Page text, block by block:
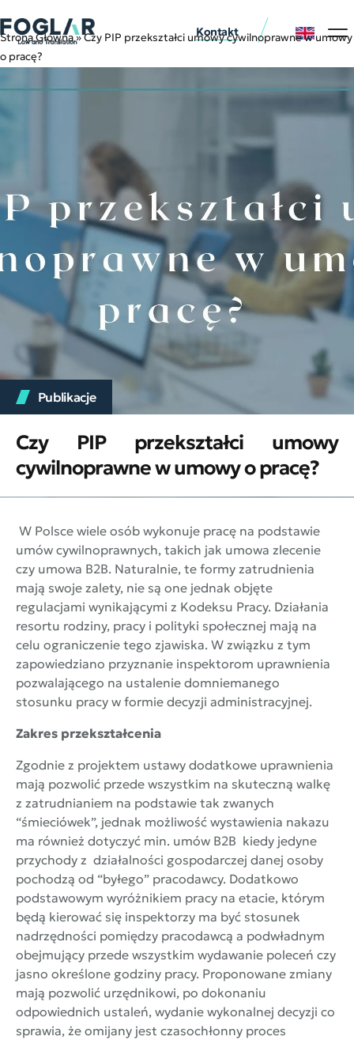
Strona Główna»Czy PIP przekształci umowy cywilnoprawne w umowy
o pracę?
Kontakt
Publikacje
Czy PIP przekształci umowy
cywilnoprawne w umowy o pracę?
W Polsce wiele osób wykonuje pracę na podstawie
umów cywilnoprawnych, takich jak umowa zlecenie
czy umowa B2B. Naturalnie, te formy zatrudnienia
mają swoje zalety, nie są one jednak objęte
regulacjami wynikającymi z Kodeksu Pracy. Działania
resortu rodziny, pracy i polityki społecznej mają na
celu ograniczenie tego zjawiska. W związku z tym
zapowiedziano przyznanie inspektorom uprawnienia
pozwalającego na ustalenie domniemanego
stosunku pracy w formie decyzji administracyjnej.
Zakres przekształcenia
Zgodnie z projektem ustawy dodatkowe uprawnienia
mają pozwolić przede wszystkim na skuteczną walkę
z zatrudnianiem na podstawie tak zwanych
“śmieciówek”, jednak możliwość wystawienia nakazu
ma również dotyczyć min. umów B2B kiedy jedyne
przychody z działalności gospodarczej danej osoby
pochodzą od “byłego” pracodawcy. Dodatkowo
podstawowym wyróżnikiem pracy na etacie, którym
będą kierować się inspektorzy ma być stosunek
nadrzędności pomiędzy pracodawcą a podwładnym
obejmujący przede wszystkim wydawanie poleceń czy
jasno określone godziny pracy. Proponowane zmiany
mają pozwolić urzędnikowi, po dokonaniu
odpowiednich ustaleń, wydanie wykonalnej decyzji co
sprawia, że omijany jest czasochłonny proces